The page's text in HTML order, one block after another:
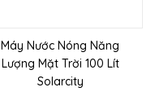
Máy Nước Nóng Năng
Lượng Mặt Trời 100 Lít
Solarcity